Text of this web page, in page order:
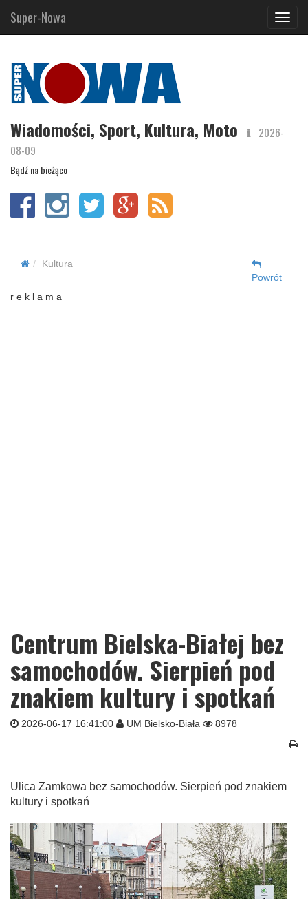
Super-Nowa
Wiadomości, Sport, Kultura, Moto
2026-
08-09
Bądź na bieżąco
Kultura
Powrót
r e k l a m a
Centrum Bielska-Białej bez
samochodów. Sierpień pod
znakiem kultury i spotkań
2026-06-17 16:41:00 UM Bielsko-Biała 8978
Ulica Zamkowa bez samochodów. Sierpień pod znakiem
kultury i spotkań